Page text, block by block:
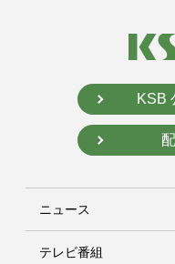
KSB
ニュース
テレビ番組